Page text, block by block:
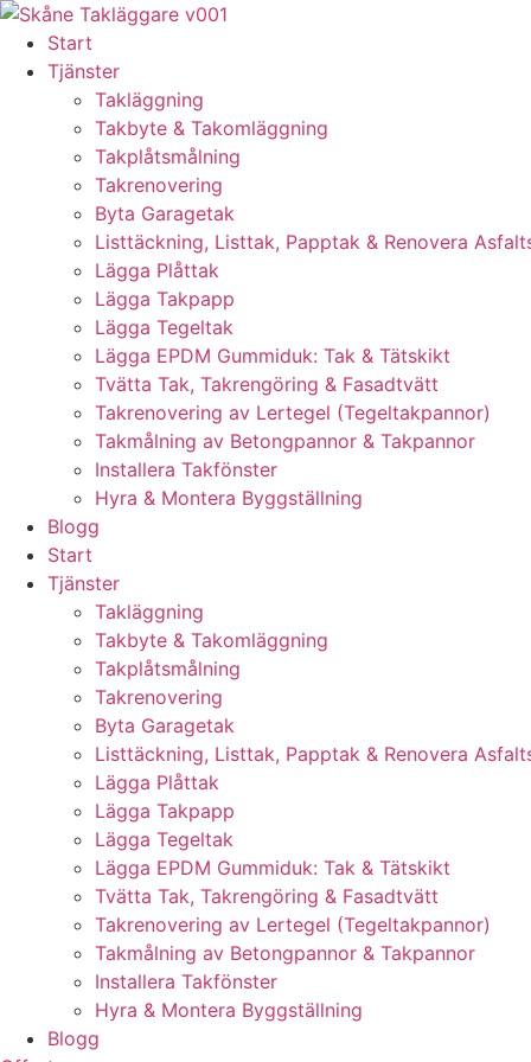
Skip
content
Start
Tjänster
Takläggning
Takbyte & Takomläggning
Takplåtsmålning
Takrenovering
Byta Garagetak
Listtäckning, Listtak, Papptak & Renovera
Lägga Plåttak
Lägga Takpapp
Lägga Tegeltak
Lägga EPDM Gummiduk: Tak & Tätskikt
Tvätta Tak, Takrengöring & Fasadtvätt
Takrenovering av Lertegel (Tegeltakpannor)
Takmålning av Betongpannor & Takpannor
Installera Takfönster
Hyra & Montera Byggställning
Blogg
Start
Tjänster
Takläggning
Takbyte & Takomläggning
Takplåtsmålning
Takrenovering
Byta Garagetak
Listtäckning, Listtak, Papptak & Renovera
Lägga Plåttak
Lägga Takpapp
Lägga Tegeltak
Lägga EPDM Gummiduk: Tak & Tätskikt
Tvätta Tak, Takrengöring & Fasadtvätt
Takrenovering av Lertegel (Tegeltakpannor)
Takmålning av Betongpannor & Takpannor
Installera Takfönster
Hyra & Montera Byggställning
Blogg